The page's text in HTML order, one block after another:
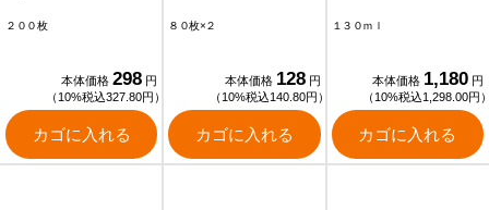
２００枚
本体価格 298 円
（10%税込327.80円）
カゴに入れる
８０枚×２
本体価格 128 円
（10%税込140.80円）
カゴに入れる
１３０ｍｌ
本体価格 1,180 円
（10%税込1,298.00円
カゴに入れる